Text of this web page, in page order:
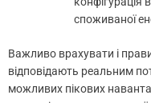
споживаної
Важливо врахувати і
відповідають реальним
можливих пікових